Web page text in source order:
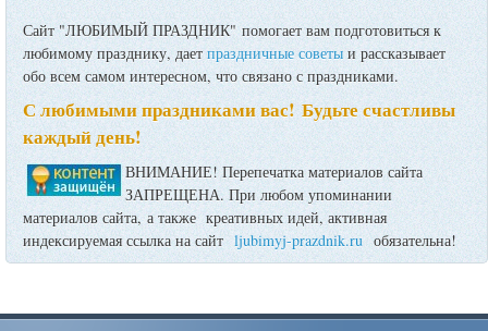
Сайт "ЛЮБИМЫЙ ПРАЗДНИК" помогает вам подготовиться к
любимому празднику, даетпраздничные советы и рассказывает
обо всем самом интересном, что связано с праздниками.
С любимыми праздниками вас! Будьте счастливы
каждый день!
ВНИМАНИЕ! Перепечатка материалов сайта
ЗАПРЕЩЕНА. При любом упоминании
материалов сайта, а также креативных идей, активная
индексируемая ссылка на сайт ljubimyj-prazdnik.ruобязательна!